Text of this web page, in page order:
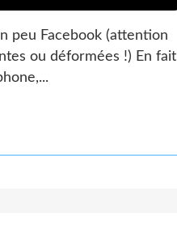
peu Facebook (attention
ou déformées !) En fait